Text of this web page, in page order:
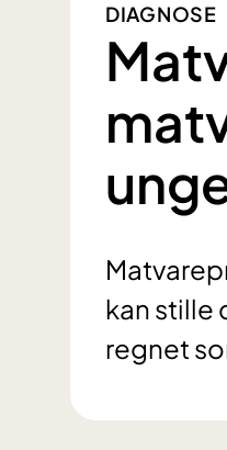
DIAGNOSE
kan stille
regnet